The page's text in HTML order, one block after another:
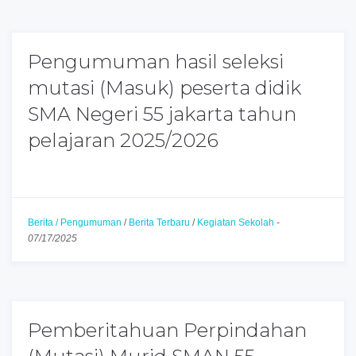
Pengumuman hasil seleksi
mutasi (Masuk) peserta didik
SMA Negeri 55 jakarta tahun
pelajaran 2025/2026
Berita / Pengumuman / Berita Terbaru / Kegiatan Sekolah -
07/17/2025
Pemberitahuan Perpindahan